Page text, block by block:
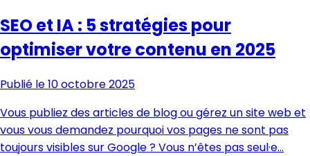
SEO et IA : 5 stratégies pour
optimiser votre contenu en 2025
Publié le 10 octobre 2025
Vous publiez des articles de blog ou gérez un site web et
vous vous demandez pourquoi vos pages ne sont pas
toujours visibles sur Google ? Vous n’êtes pas seul·e…